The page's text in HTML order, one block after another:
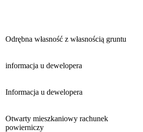
Odrębna własność z własnością gruntu
informacja u dewelopera
Informacja u dewelopera
Otwarty mieszkaniowy rachunek
powierniczy